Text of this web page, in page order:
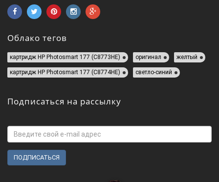
Облако тегов
картридж HP Photosmart 177 (C8773HE) оригинал желтый
картридж HP Photosmart 177 (C8774HE) светло-синий
Подписаться на рассылку